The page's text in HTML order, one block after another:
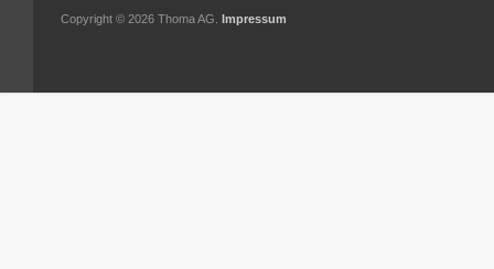
Copyright © 2026 Thoma AG. Impressum